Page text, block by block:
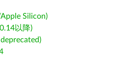
Silicon)
以降)